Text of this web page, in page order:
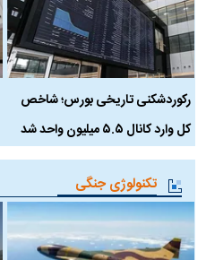
رکوردشکنی تاریخی بورس؛ شاخص
کل وارد کانال ۵.۵ میلیون واحد شد
تکنولوژی جنگی